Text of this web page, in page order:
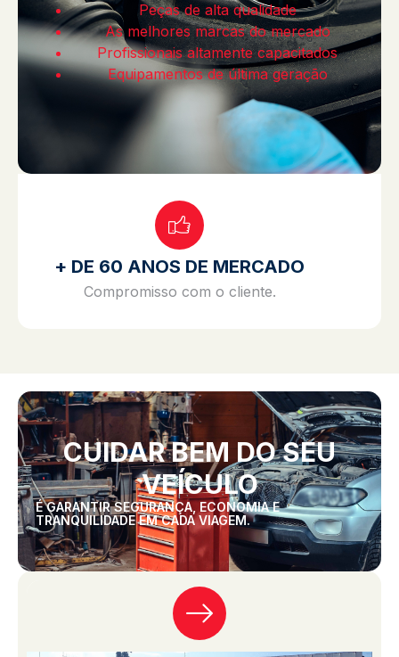
Peças de alta qualidade
As melhores marcas do mercado
Profissionais altamente capacitados
Equipamentos de última geração
+ DE 60 ANOS DE MERCADO
Compromisso com o cliente.
CUIDAR BEM DO SEU
VEÍCULO
É GARANTIR SEGURANÇA, ECONOMIA E
TRANQUILIDADE EM CADA VIAGEM.